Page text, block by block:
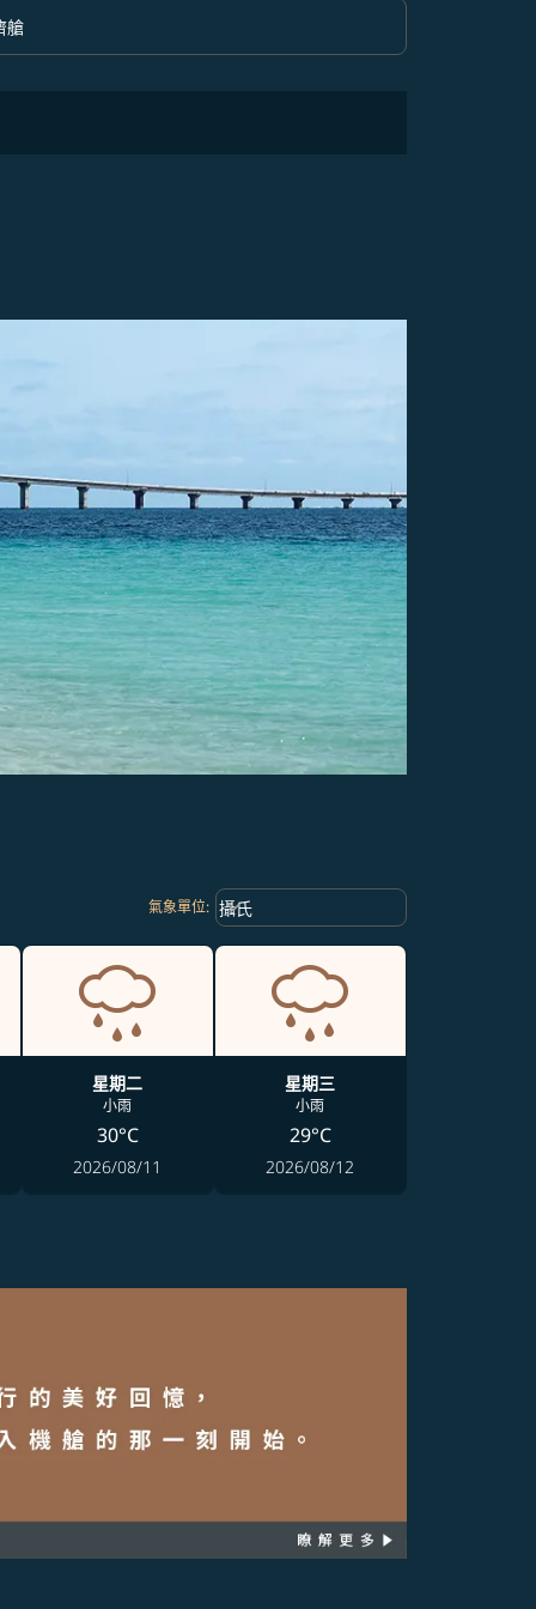
option 經濟艙 Selected
艙
氣象單位: Weather unit option 攝氏 Selected
攝氏
keyboard_arrow_down
星期二
小雨
30°C
2026/08/11
星期三
小雨
29°C
2026/08/12